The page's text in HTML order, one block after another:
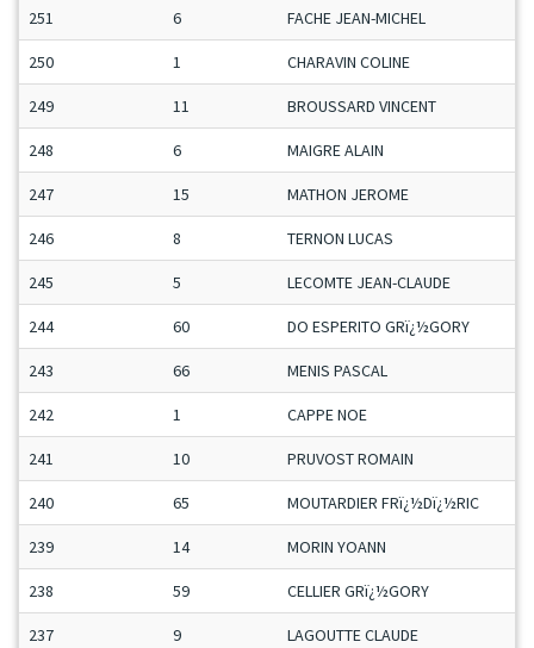
251 6 FACHE JEAN-MICHEL
250 1 CHARAVIN COLINE
249 11 BROUSSARD VINCENT
248 6 MAIGRE ALAIN
247 15 MATHON JEROME
246 8 TERNON LUCAS
245 5 LECOMTE JEAN-CLAUDE
244 60 DO ESPERITO GRï¿½GORY
243 66 MENIS PASCAL
242 1 CAPPE NOE
241 10 PRUVOST ROMAIN
240 65 MOUTARDIER FRï¿½Dï¿½RIC
239 14 MORIN YOANN
238 59 CELLIER GRï¿½GORY
237 9 LAGOUTTE CLAUDE